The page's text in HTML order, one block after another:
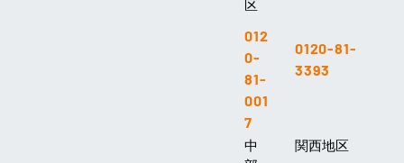
区
012
0-
81-
001
7
0120-81-
3393
中
関西地区